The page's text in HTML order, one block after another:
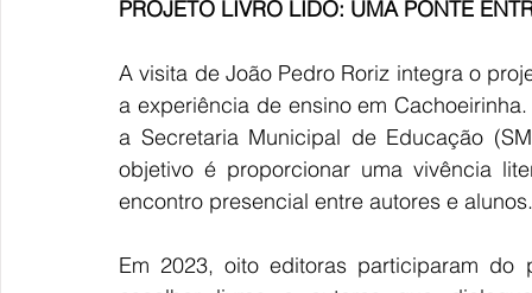
PROJETO LIVRO LIDO: UMA PONTE
A visita de João Pedro Roriz integra o
a experiência de ensino em
a Secretaria Municipal de Educação
objetivo é proporcionar uma vivência
encontro presencial entre autores e
Em 2023, oito editoras participaram do